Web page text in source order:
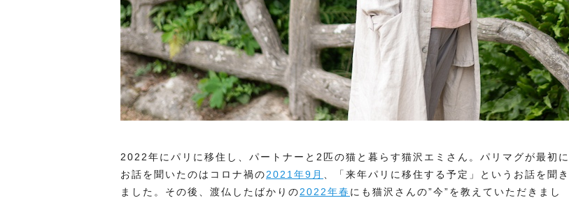
2022年にパリに移住し、パートナーと2匹の猫と暮らす猫沢エミさん。パリマグが最初に
お話を聞いたのはコロナ禍の2021年9月
、「来年パリに移住する予定」というお話を聞き
ました。その後、渡仏したばかりの2022年春 にも猫沢さんの”今”を教えていただきまし